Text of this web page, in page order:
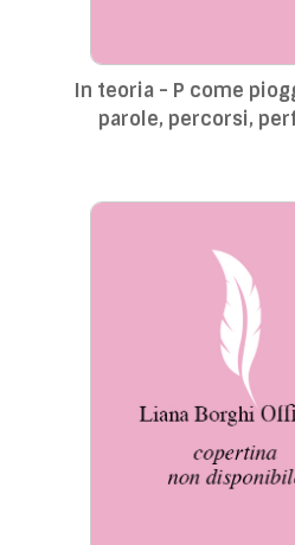
In teoria - P come pioggia, pratica,
parole,